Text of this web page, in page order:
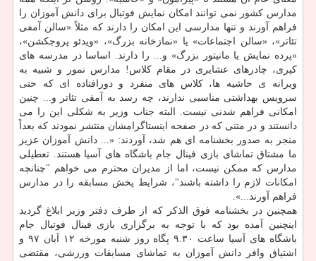
مدارس كشور نمی توانند امكان نمایش فوتبال برای دانش آموزان را
فراهم آورند و تنها مدارسی این امكان را دارند كه مثلاً «سالن آمفی
تئاتر»، «سالن اجتماعات» یا «نمازخانه بزرگ»، «ویدئو پروجكشن»،
«پرده نمایش یا مانیتور بزرگ» و... را دارند. اساسا در مدرسه های
كپری، چادرهای عشایری در مقام كلاس! مدارس نمور و شبیه به
ویرانه ی حاشیه ها، كلاس های منفرد و دورافتاده ای كه حتی
سرویس بهداشتی مناسبی ندارند، چه رسد به آمفی تئاتر و... چنین
امكانی فراهم شدنی نیست. البته جناب وزیر به شكلی این را می
دانستند و در متنی كه در صفحه اینستاگرامشان منتشر نمودند كه بعداً
منجر به صدور بخشنامه ای هم شد، آوردند: «... دانش آموزان عزیز
ما مشتاق تماشای بازی فینال جام باشگاه های آسیا هستند. تعطیلی
مدارس كه ممكن نیست، اما از مدیران محترم می خواهم "چنانچه
امكانات لازم را داشته باشند"، شرایط پخش مسابقه را در مدارس
فراهم آورند...».
همچنین در بخشنامه فوق الذكر كه از طرف دفتر وزیر ابلاغ گردید
اینچنین آمده بود كه با توجه به برگزاری بازی فینال فوتبال جام
باشگاه های آسیا ساعت ۹.۳۰ پگاه روز شنبه مورخه ۱۲ آبان ۹۷ و
اشتیاق وافر دانش آموزان به تماشای مسابقات ورزشی، مقتضی